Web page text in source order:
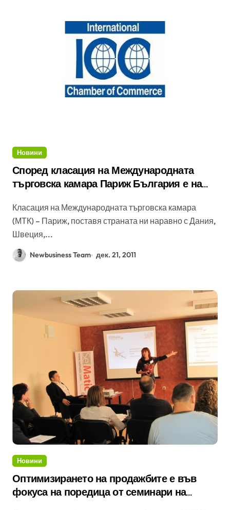
Новини
Според класация на Международната
търговска камара Париж България е на
Класация на Международната търговска камара
(МТК) – Париж, поставя страната ни наравно с Дания,
Швеция,...
Newbusiness Team дек. 21, 2011
Новини
Оптимизирането на продажбите е във
фокуса на поредица от семинари на